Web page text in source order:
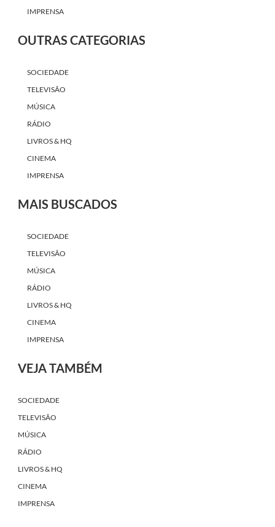
IMPRENSA
OUTRAS CATEGORIAS
SOCIEDADE
TELEVISÃO
MÚSICA
RÁDIO
LIVROS & HQ
CINEMA
IMPRENSA
MAIS BUSCADOS
SOCIEDADE
TELEVISÃO
MÚSICA
RÁDIO
LIVROS & HQ
CINEMA
IMPRENSA
VEJA TAMBÉM
SOCIEDADE
TELEVISÃO
MÚSICA
RÁDIO
LIVROS & HQ
CINEMA
IMPRENSA